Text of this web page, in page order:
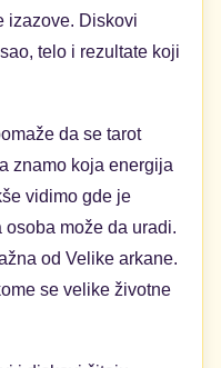
izazove. Diskovi
telo i rezultate koji
da se tarot
znamo koja energija
vidimo gde je
može da uradi.
od Velike arkane.
se velike životne